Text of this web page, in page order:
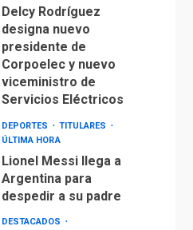
Delcy Rodríguez
designa nuevo
presidente de
Corpoelec y nuevo
viceministro de
Servicios Eléctricos
DEPORTES
TITULARES
ÚLTIMA HORA
Lionel Messi llega a
Argentina para
despedir a su padre
DESTACADOS